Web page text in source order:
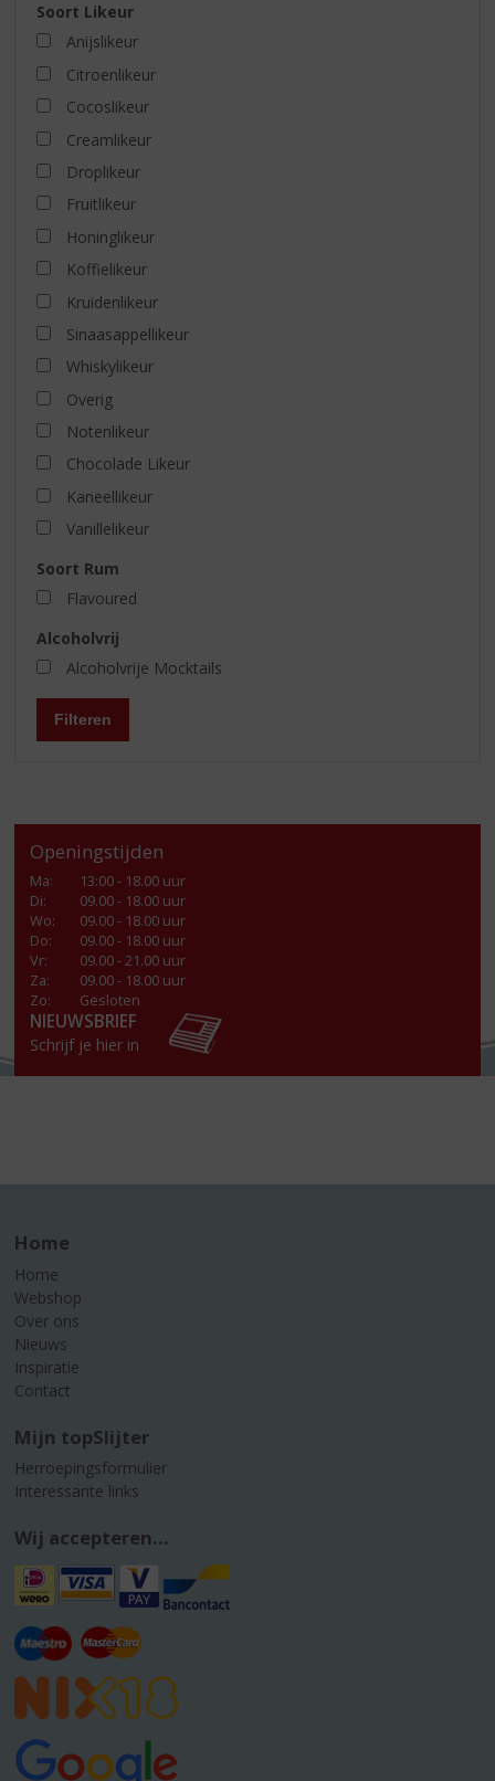
Soort Likeur
Anijslikeur
Citroenlikeur
Cocoslikeur
Creamlikeur
Droplikeur
Fruitlikeur
Honinglikeur
Koffielikeur
Kruidenlikeur
Sinaasappellikeur
Whiskylikeur
Overig
Notenlikeur
Chocolade Likeur
Kaneellikeur
Vanillelikeur
Soort Rum
Flavoured
Alcoholvrij
Alcoholvrije Mocktails
Filteren
Openingstijden
Ma:
13:00 - 18.00 uur
Di:
09.00 - 18.00 uur
Wo:
09.00 - 18.00 uur
Do:
09.00 - 18.00 uur
Vr:
09.00 - 21.00 uur
Za:
09.00 - 18.00 uur
Zo:
Gesloten
NIEUWSBRIEF
Schrijf je hier in
Home
Home
Webshop
Over ons
Nieuws
Inspiratie
Contact
Mijn topSlijter
Herroepingsformulier
Interessante links
Wij accepteren...